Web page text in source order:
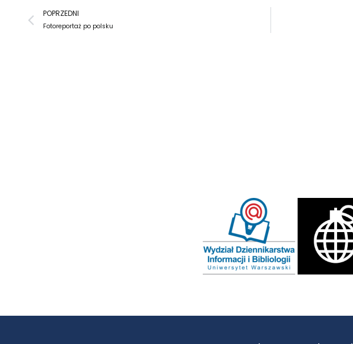
Prev
POPRZEDNI
Fotoreportaż po polsku